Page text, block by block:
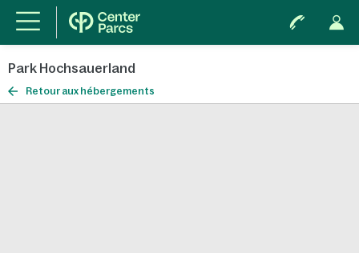
Park Hochsauerland
Retour aux hébergements